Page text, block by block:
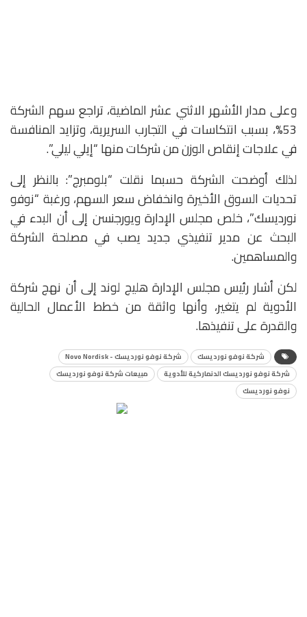
وعلى مدار الأشهر الاثني عشر الماضية، تراجع سهم الشركة
53%، بسبب انتكاسات في التجارب السريرية، وتزايد المنافسة
في علاجات إنقاص الوزن من شركات منها “إيلي ليلي”.
لذلك أوضحت الشركة حسبما نقلت “بلومبرج”: بالنظر إلى
تحديات السوق الأخيرة وانخفاض سعر السهم، ورغبة “نوفو
نورديسك”، خلص مجلس الإدارة ويورجنسن إلى أن البدء في
البحث عن مدير تنفيذي جديد يصب في مصلحة الشركة
والمساهمين.
لكن أشار رئيس مجلس الإدارة هليج لوند إلى أن نهج شركة
الأدوية لم يتغير، وأنها واثقة من خطط الأعمال الحالية
والقدرة على تنفيذها.
شركة نوفو نورديسك
شركة نوفو نورديسك - Novo Nordisk
شركة نوفو نورديسك الدنماركية للأدوية
مبيعات شركة نوفو نورديسك
نوفو نورديسك